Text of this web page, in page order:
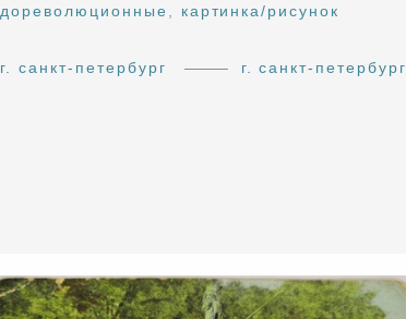
дореволюционные картинка/рисунок
г. санкт-петербург г. санкт-петербург